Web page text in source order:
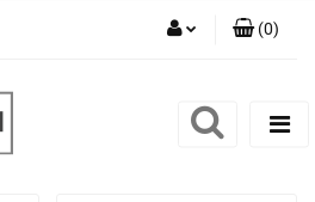
Zarejestruj się
(0)